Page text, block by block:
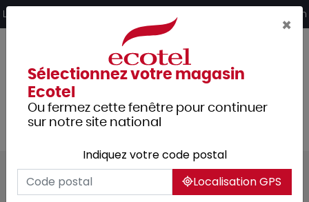
Livraison offerte dès 249€ HT d’achat et retrait 2h en magasin
Tous les produits Arts de la table
Distributeurs / doseurs
×
Sélectionnez votre magasin
Ecotel
Ou fermez cette fenêtre pour continuer
sur notre site national
Indiquez votre code postal
Localisation GPS
Panneau de gestion des cookies